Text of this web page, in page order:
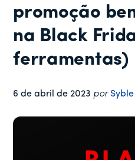
para
WordPress
promoção
na Black
ferramentas)
6 de abril de 2023 por